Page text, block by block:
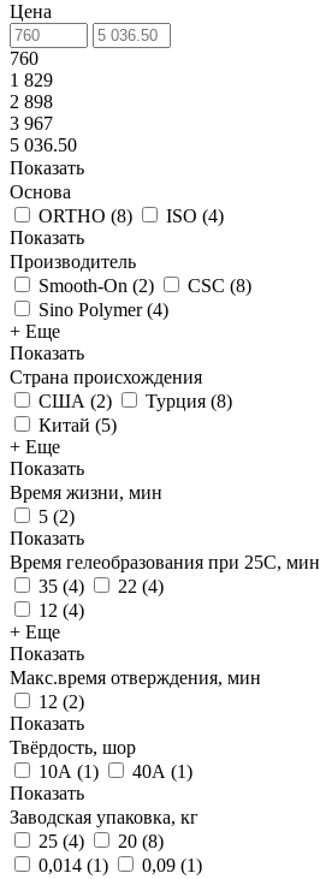
Цена
760
1 829
2 898
3 967
5 036.50
Показать
Основа
ORTHO (8) ISO (4)
Показать
Производитель
Smooth-On (2) CSC (8)
Sino Polymer(4)
+ Еще
Показать
Страна происхождения
США (2) Турция (8)
Китай (5)
+ Еще
Показать
Время жизни, мин
5 (2)
Показать
Время гелеобразования при 25С, мин
35 (4) 22 (4)
12 (4)
+ Еще
Показать
Макс.время отверждения, мин
12 (2)
Показать
Твёрдость, шор
10А (1) 40А (1)
Показать
Заводская упаковка, кг
25 (4) 20 (8)
0,014 (1) 0,09 (1)